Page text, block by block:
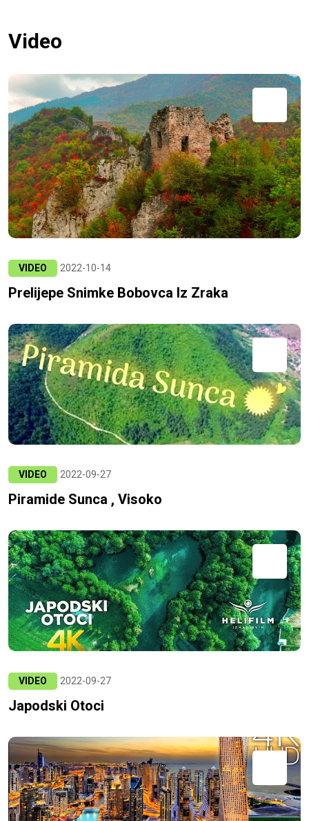
Video
VIDEO 2022-10-14
Prelijepe Snimke Bobovca Iz Zraka
VIDEO 2022-09-27
Piramide Sunca , Visoko
VIDEO 2022-09-27
Japodski Otoci